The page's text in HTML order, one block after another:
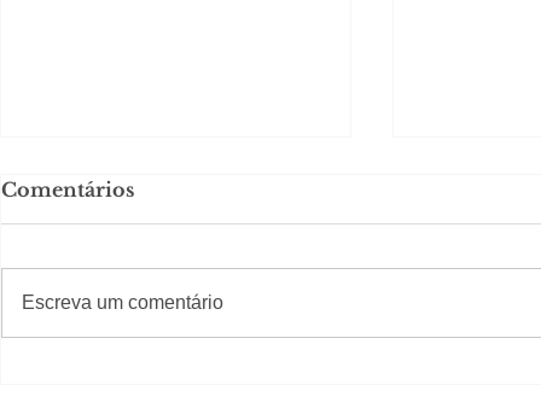
Comentários
Escreva um comentário
#Sugestões